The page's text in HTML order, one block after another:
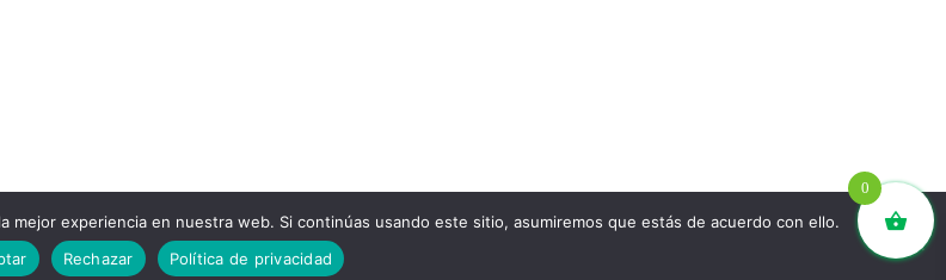
0
mejor experiencia en nuestra web. Si continúas usando este sitio, asumiremos que estás de acuerdo con ello.
Rechazar Política de privacidad